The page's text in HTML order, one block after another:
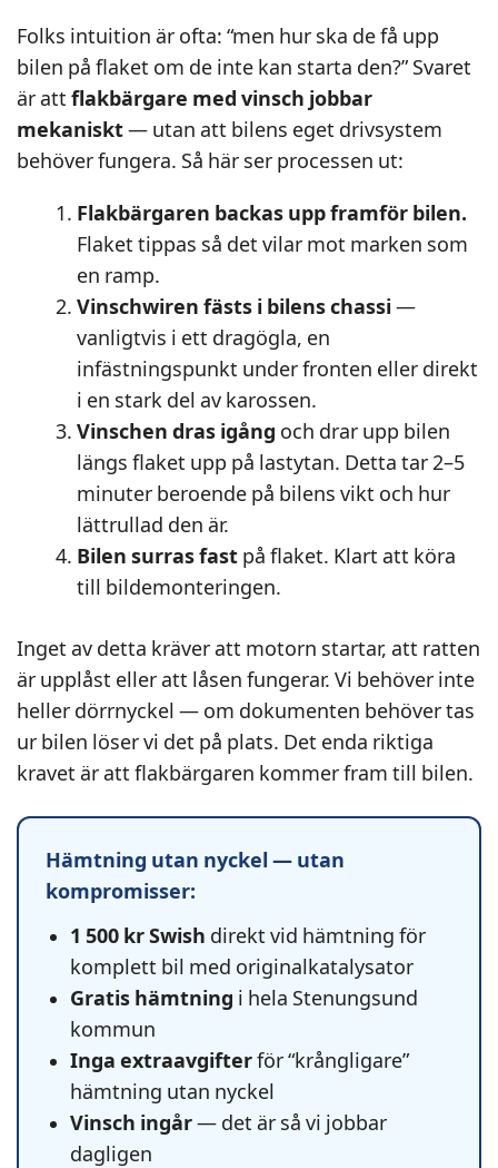
Folks intuition är ofta: “men hur ska de få upp
bilen på flaket om de inte kan starta den?” Svaret
är att flakbärgare med vinsch jobbar
mekaniskt— utan att bilens eget drivsystem
behöver fungera. Så här ser processen ut:
Flakbärgaren backas upp framför bilen.
Flaket tippas så det vilar mot marken som
en ramp.
Vinschwiren fästs i bilens chassi—
vanligtvis i ett dragögla, en
infästningspunkt under fronten eller direkt
i en stark del av karossen.
Vinschen dras igång och drar upp bilen
längs flaket upp på lastytan. Detta tar 2–5
minuter beroende på bilens vikt och hur
lättrullad den är.
Bilen surras fast på flaket. Klart att köra
till bildemonteringen.
Inget av detta kräver att motorn startar, att ratten
är upplåst eller att låsen fungerar. Vi behöver inte
heller dörrnyckel — om dokumenten behöver tas
ur bilen löser vi det på plats. Det enda riktiga
kravet är att flakbärgaren kommer fram till bilen.
Hämtning utan nyckel — utan
kompromisser:
1 500 kr Swish direkt vid hämtning för
komplett bil med originalkatalysator
Gratis hämtning i hela Stenungsund
kommun
Inga extraavgifterför “krångligare”
hämtning utan nyckel
Vinsch ingår— det är så vi jobbar
dagligen